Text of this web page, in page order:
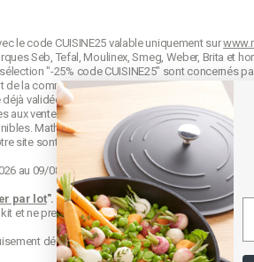
le code CUISINE25 valable uniquement sur
Seb, Tefal, Moulinex, Smeg, Weber, Brita et
"-25% code CUISINE25" sont concernés
la commande et avant la validation de celle-ci.
validée. Le code CUISINE25 est non
ventes privées mathon.fr.
Mathon se réserve le droit de modifier les
site sont calculées d'après le
prix de référence
au 09/08/2026 23h59. Offre appliquée
par lot". Les produits s'appelant "lot" sont des
ne prennent pas en compte les éventuelles
définitif de leur stock.